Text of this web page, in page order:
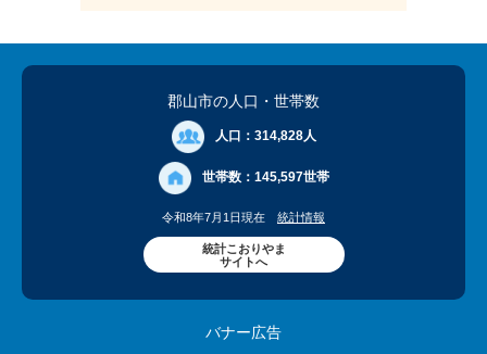
郡山市の人口 ・世帯数
人口： 314,828人
世帯数： 145,597世帯
令和8年7月1日現在 統計情報
統計こおりやま
サイトへ
バナー広告